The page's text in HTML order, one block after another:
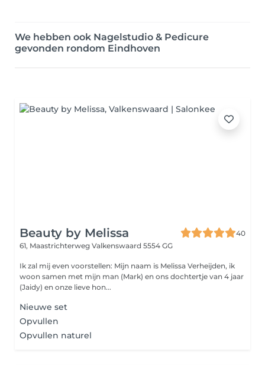
We hebben ook Nagelstudio & Pedicure
gevonden rondom Eindhoven
Beauty by Melissa
40
61, Maastrichterweg Valkenswaard 5554 GG
Ik zal mij even voorstellen: Mijn naam is Melissa Verheijden, ik
woon samen met mijn man (Mark) en ons dochtertje van 4 jaar
(Jaidy) en onze lieve hon...
Nieuwe set
Opvullen
Opvullen naturel